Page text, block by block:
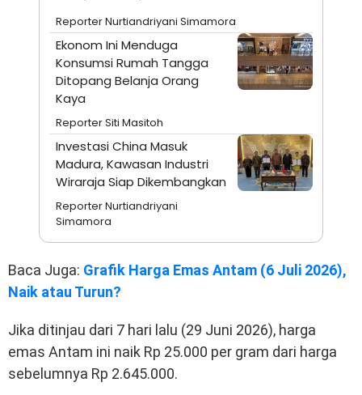
Reporter Nurtiandriyani Simamora
Ekonom Ini Menduga
Konsumsi Rumah Tangga
Ditopang Belanja Orang
Kaya
Reporter Siti Masitoh
Investasi China Masuk
Madura, Kawasan Industri
Wiraraja Siap Dikembangkan
Reporter Nurtiandriyani
Simamora
Baca Juga: Grafik Harga Emas Antam (6 Juli 2026),
Naik atau Turun?
Jika ditinjau dari 7 hari lalu (29 Juni 2026), harga
emas Antam ini naik Rp 25.000 per gram dari harga
sebelumnya Rp 2.645.000.